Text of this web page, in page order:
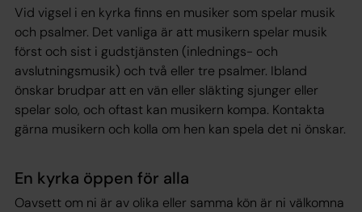
Vid vigsel i en kyrka finns en musiker som spelar musik
och psalmer. Det vanliga är att musikern spelar musik
först och sist i gudstjänsten (inlednings- och
avslutningsmusik) och två eller tre psalmer. Ibland
önskar brudpar att en vän eller släkting sjunger eller
spelar solo, och oftast kan musikern kompa. Kontakta
gärna musikern och kolla om hen kan spela det ni önskar.
En kyrka öppen för alla
Oavsett om ni är av olika eller samma kön är ni välkomna